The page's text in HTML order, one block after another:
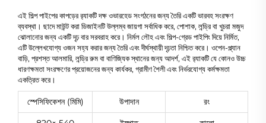
এই শিল্প পাইপের কাপড়ের র‍্যাকটি দক্ষ ওভারহেড সংগঠনের জন্য তৈরি একটি ভারবহ সংরক্ষণ
ব্যবস্থা। ছাদে মাউন্ট করা ডিজাইনটি উল্লম্ব জায়গা সর্বাধিক করে, পোশাক, লন্ড্রি বা খুচরা মজুদ
ঝোলানোর জন্য একটি দৃঢ় বার সরবরাহ করে। নির্মল লৌহ এবং শিল্প-গ্রেড পাইপিং দিয়ে নির্মিত,
এটি উল্লেখযোগ্য ওজন সহ্য করার জন্য তৈরি এবং দীর্ঘস্থায়ী দৃঢ়তা নিশ্চিত করে। ওপেন-প্ল্যান
বাড়ি, প্রশস্ত আলমারি, লন্ড্রি রুম বা বাণিজ্যিক স্থানের জন্য আদর্শ, এই র‍্যাকটি যে কোনও উচ্চ
ধারণক্ষমতা সংরক্ষণের প্রয়োজনের জন্য কার্যকর, গ্রামীণ শৈলী এবং নির্ভরযোগ্য কর্মক্ষমতা
একত্রিত করে।
স্পেসিফিকেশন (মিমি) উপাদান
রং